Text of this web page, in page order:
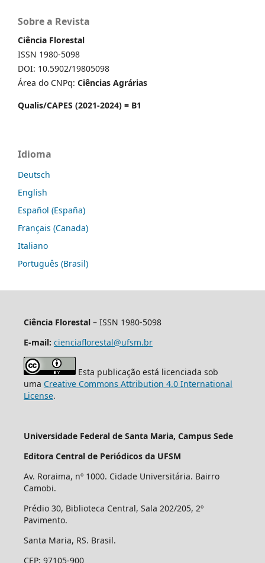
Sobre a Revista
Ciência Florestal
ISSN 1980-5098
DOI: 10.5902/19805098
Área do CNPq: Ciências Agrárias
Qualis/CAPES (2021-2024) = B1
Idioma
Deutsch
English
Español (España)
Français (Canada)
Italiano
Português (Brasil)
Ciência Florestal– ISSN 1980-5098
E-mail: cienciaflorestal@ufsm.br
Esta publicação está licenciada sob
uma Creative Commons Attribution 4.0 International
License.
Universidade Federal de Santa Maria, Campus Sede
Editora Central de Periódicos da UFSM
Av. Roraima, nº 1000. Cidade Universitária. Bairro
Camobi.
Prédio 30, Biblioteca Central, Sala 202/205, 2º
Pavimento.
Santa Maria, RS. Brasil.
CEP: 97105-900